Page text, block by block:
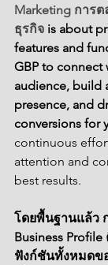
Marketing การ
ธุรกิจ is about
features and
GBP to connect
audience, build
presence, and
conversions for
continuous
attention and
best results.
โดยพื้นฐานแล้ว
Business
ฟังก์ชันทั้งหมดขอ